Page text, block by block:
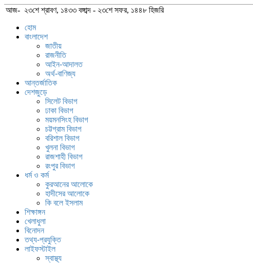
আজ- ২৩শে শ্রাবণ, ১৪৩৩ বঙ্গাব্দ - ২৩শে সফর, ১৪৪৮ হিজরি
হোম
বাংলাদেশ
জাতীয়
রাজনীতি
আইন-আদালত
অর্থ-বাণিজ্য
আন্তর্জাতিক
দেশজুড়ে
সিলেট বিভাগ
ঢাকা বিভাগ
ময়মনসিংহ বিভাগ
চট্টগ্রাম বিভাগ
বরিশাল বিভাগ
খুলনা বিভাগ
রাজশাহী বিভাগ
রংপুর বিভাগ
ধর্ম ও কর্ম
কুরআনের আলোকে
হাদীসের আলোকে
কি বলে ইসলাম
শিক্ষাঙ্গন
খেলাধুলা
বিনোদন
তথ্য-প্রযুক্তি
লাইফস্টাইল
স্বাস্থ্য